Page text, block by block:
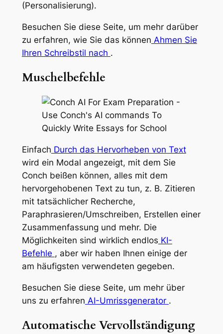
(Personalisierung).
Besuchen Sie diese Seite, um mehr darüber
zu erfahren, wie Sie das können Ahmen Sie
Ihren Schreibstil nach .
Muschelbefehle
Einfach Durch das Hervorheben von Text
wird ein Modal angezeigt, mit dem Sie
Conch beißen können, alles mit dem
hervorgehobenen Text zu tun, z. B. Zitieren
mit tatsächlicher Recherche,
Paraphrasieren/Umschreiben, Erstellen einer
Zusammenfassung und mehr. Die
Möglichkeiten sind wirklich endlos KI-
Befehle , aber wir haben Ihnen einige der
am häufigsten verwendeten gegeben.
Besuchen Sie diese Seite, um mehr über
uns zu erfahren AI-Umrissgenerator .
Automatische Vervollständigung